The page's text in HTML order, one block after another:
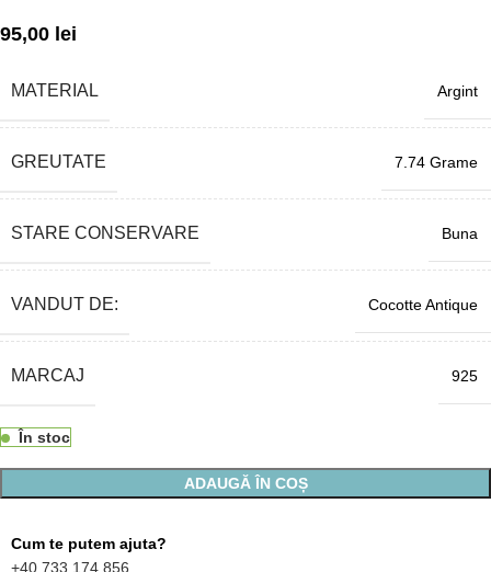
95,00 lei
MATERIAL Argint
GREUTATE 7.74 Grame
STARE CONSERVARE Buna
VANDUT DE: Cocotte Antique
MARCAJ 925
În stoc
ADAUGĂ ÎN COȘ
Cum te putem ajuta?
+40 733 174 856